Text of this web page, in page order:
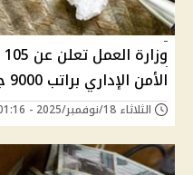
الأمن الإداري براتب 9000 جنيه
الثلاثاء 18/نوفمبر/2025 - 01:16 م